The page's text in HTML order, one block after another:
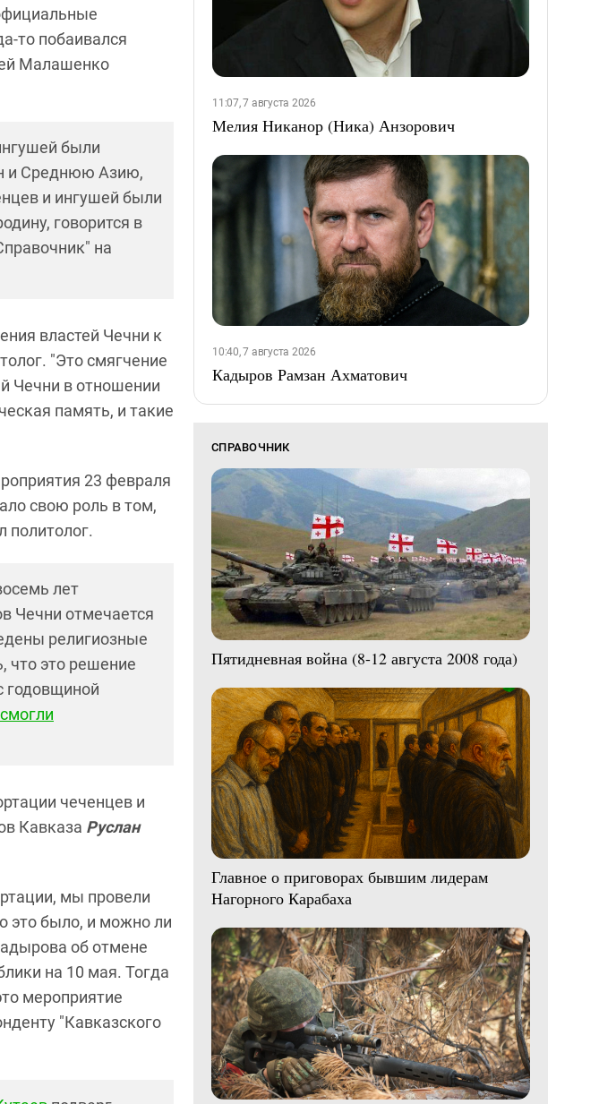
то побаивался
Малашенко
были
и Среднюю Азию,
и ингушей были
говорится в
на
властей Чечни к
"Это смягчение
Чечни в отношении
память, и такие
23 февраля
свою роль в том,
политолог.
лет
Чечни отмечается
религиозные
что это решение
годовщиной
чеченцев и
Кавказа Руслан
мы провели
это было, и можно ли
об отмене
на 10 мая. Тогда
мероприятие
"Кавказского
11:07, 7 августа 2026
Мелия Никанор (Ника) Анзорович
10:40, 7 августа 2026
Кадыров Рамзан Ахматович
СПРАВОЧНИК
Пятидневная война (8-12 августа 2008 года)
Главное о приговорах бывшим лидерам
Нагорного Карабаха